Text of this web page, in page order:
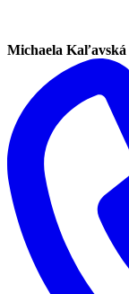
Michaela Kaľavská